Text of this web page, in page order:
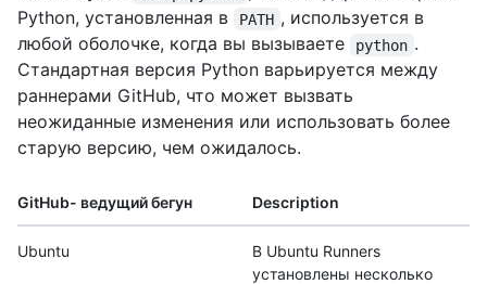
Python, установленная в
PATH , используется в
любой оболочке, когда вы вызываете
python .
Стандартная версия Python варьируется между
раннерами GitHub, что может вызвать
неожиданные изменения или использовать более
старую версию, чем ожидалось.
GitHub- ведущий бегун Description
Ubuntu
В Ubuntu Runners
установлены несколько